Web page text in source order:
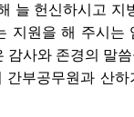
늘 헌신하시고 지
지원을 해 주시는
감사와 존경의 말
간부공무원과 산하